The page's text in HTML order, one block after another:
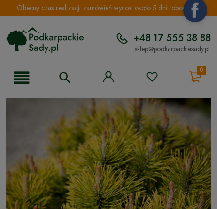
Obecny czas realizacji zamówień wynosi około 5 dni roboczych.
+48 17 555 38 88
sklep@podkarpackiesady.pl
0